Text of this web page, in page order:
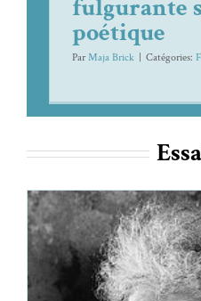
fulgurante
poétique
ParMaja Brick Caté­gories: